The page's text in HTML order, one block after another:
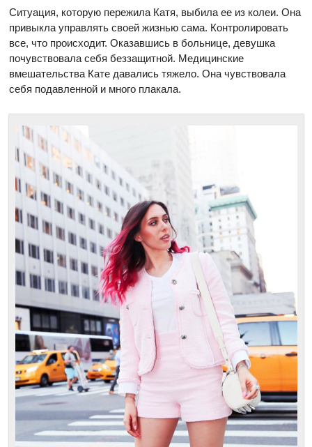
Ситуация, которую пережила Катя, выбила ее из колеи. Она
привыкла управлять своей жизнью сама. Контролировать
все, что происходит. Оказавшись в больнице, девушка
почувствовала себя беззащитной. Медицинские
вмешательства Кате давались тяжело. Она чувствовала
себя подавленной и много плакала.